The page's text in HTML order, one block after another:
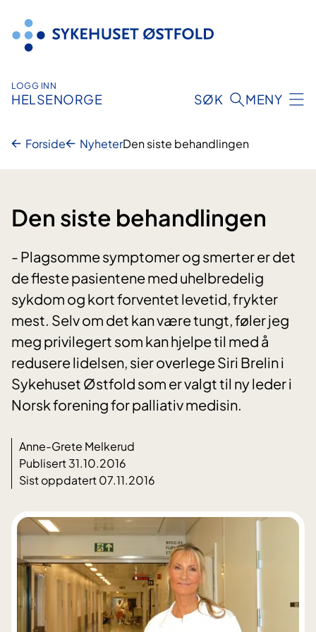
innhold
LOGG INN
HELSENORGE SØK MENY
Forside NyheterDen siste behandlingen
Den siste behandlingen
- Plagsomme symptomer og smerter er det
de fleste pasientene med uhelbredelig
sykdom og kort forventet levetid, frykter
mest. Selv om det kan være tungt, føler jeg
meg privilegert som kan hjelpe til med å
redusere lidelsen, sier overlege Siri Brelin i
Sykehuset Østfold som er valgt til ny leder i
Norsk forening for palliativ medisin.
Anne-Grete Melkerud
Publisert 31.10.2016
Sist oppdatert 07.11.2016